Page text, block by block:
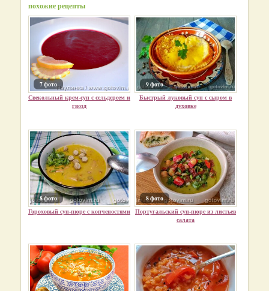
похожие рецепты
7 фото
Свекольный крем-суп с сельдереем и
гвозд
9 фото
Быстрый луковый суп с сыром в
духовке
8 фото
Гороховый суп-пюре с копченостями
8 фото
Португальский суп-пюре из листьев
салата